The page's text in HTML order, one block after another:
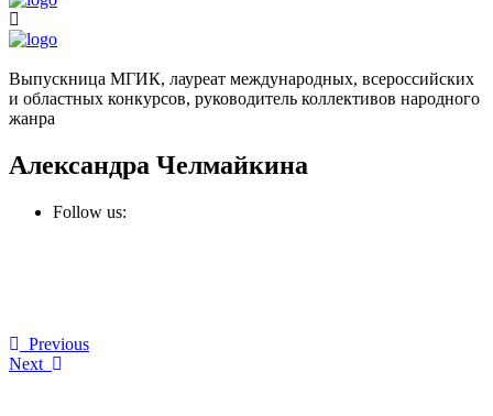
Выпускница МГИК, лауреат международных, всероссийских
и областных конкурсов, руководитель коллективов народного
жанра
Александра Челмайкина
Follow us:
Previous
Next